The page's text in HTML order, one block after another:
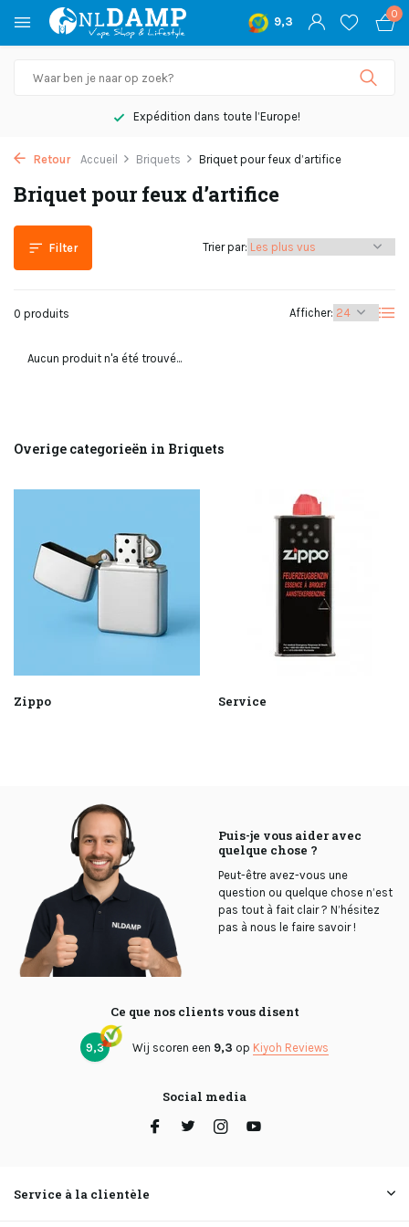
9,3
0
Expédition dans toute l’Europe!
Retour Accueil Briquets Briquet pour feux d’artifice
Briquet pour feux d’artifice
Filter
0 produits Afficher:
Trier par:
Aucun produit n'a été trouvé...
Overige categorieën in Briquets
Zippo Service
Puis-je vous aider avec
quelque chose ?
Peut-être avez-vous une
question ou quelque chose n’est
pas tout à fait clair ? N’hésitez
pas à nous le faire savoir !
Ce que nos clients vous disent
9,3 Wij scoren een 9,3 op Kiyoh Reviews
Social media
Service à la clientèle